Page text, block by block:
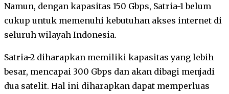
Namun, dengan kapasitas 150 Gbps, Satria-1 belum
cukup untuk memenuhi kebutuhan akses internet di
seluruh wilayah Indonesia.
Satria-2 diharapkan memiliki kapasitas yang lebih
besar, mencapai 300 Gbps dan akan dibagi menjadi
dua satelit. Hal ini diharapkan dapat memperluas